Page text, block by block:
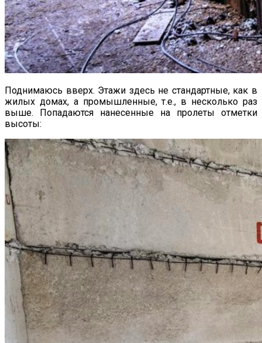
Поднимаюсь вверх. Этажи здесь не стандартные, как в
жилых домах, а промышленные, т.е., в несколько раз
выше. Попадаются нанесенные на пролеты отметки
высоты: